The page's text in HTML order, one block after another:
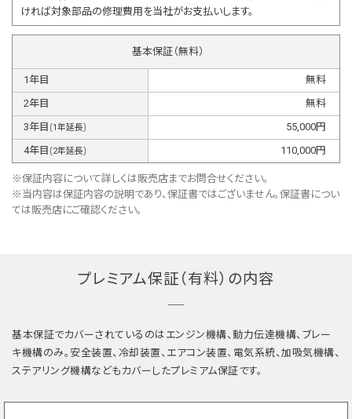
ければ対象部品の修理費用を当社がお支払いします。
基本保証（無料）
1年目
無料
2年目
無料
3年目 (1年延長) 55,000円
4年目 (2年延長) 110,000円
※保証内容について詳しくは販売店までお問合せください。
※当内容は保証内容の説明であり、保証書ではございません。保証書につい
ては販売店にご確認ください。
プレミアム保証（有料）の内容
基本保証でカバーされているのはエンジン機構、動力伝達機構、ブレー
キ機構のみ。安全装置、冷却装置、エアコン装置、電気系統、加吸気機構、
ステアリング機構などもカバーしたプレミアム保証です。